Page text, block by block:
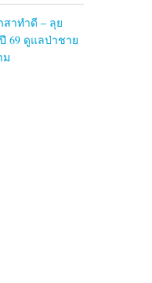
สาทำดี – ลุย
69 ดูแลป่าชาย
ม